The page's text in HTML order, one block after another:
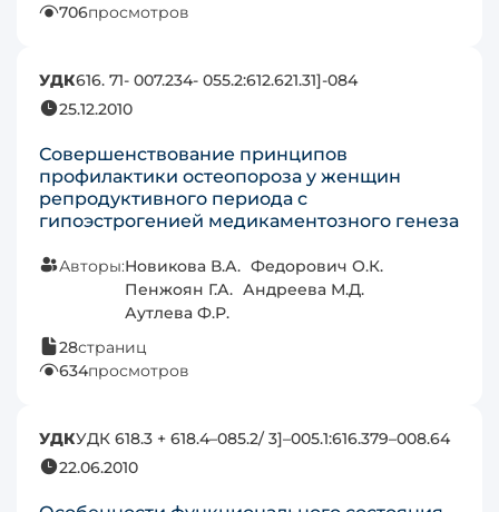
706просмотров
УДК616. 71- 007.234- 055.2:612.621.31]-084
25.12.2010
Совершенствование принципов
профилактики остеопороза у женщин
репродуктивного периода с
гипоэстрогенией медикаментозного генеза
Авторы:Новикова В.А. Федорович О.К.
Пенжоян Г.А. Андреева М.Д.
Аутлева Ф.Р.
28страниц
634просмотров
УДКУДК 618.3 + 618.4–085.2/ 3]–005.1:616.379–008.64
22.06.2010